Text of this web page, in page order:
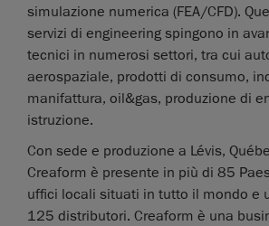
simulazione numerica (FEA/CFD).
servizi di engineering spingono in
tecnici in numerosi settori, tra cui
aerospaziale, prodotti di consumo,
manifattura, oil&gas, produzione di
istruzione.
Con sede e produzione a Lévis,
Creaform è presente in più di 85
uffici locali situati in tutto il mondo e
125 distributori. Creaform è una